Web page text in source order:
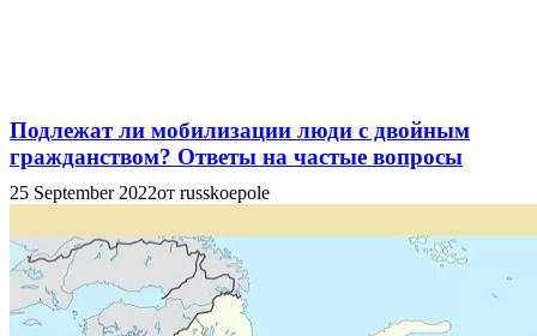
Подлежат ли мобилизации люди с двойным
гражданством? Ответы на частые вопросы
25 September 2022от russkoepole